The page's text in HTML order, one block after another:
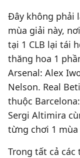
Đây không phải
mùa giải này,
tại 1 CLB lại tái
thăng hoa 1
Arsenal: Alex
Nelson. Real
thuộc
Sergi Altimira
từng chơi 1 mùa
Trong tất cả